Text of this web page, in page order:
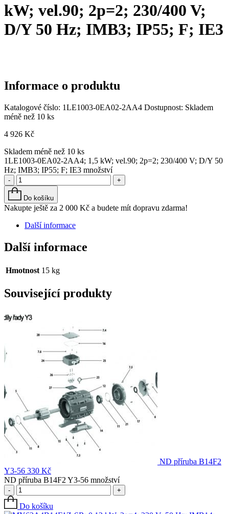
kW; vel.90; 2p=2; 230/400 V;
D/Y 50 Hz; IMB3; IP55; F; IE3
Informace o produktu
Katalogové číslo: 1LE1003-0EA02-2AA4 Dostupnost: Skladem
méně než 10 ks
4 926 Kč
Skladem méně než 10 ks
1LE1003-0EA02-2AA4; 1,5 kW; vel.90; 2p=2; 230/400 V; D/Y 50
Hz; IMB3; IP55; F; IE3 množství
- +
Do košíku
Nakupte ještě za 2 000 Kč a budete mít dopravu zdarma!
Další informace
Další informace
Hmotnost 15 kg
Související produkty
ND příruba B14F2
Y3-56 330 Kč
ND příruba B14F2 Y3-56 množství
- +
Do košíku